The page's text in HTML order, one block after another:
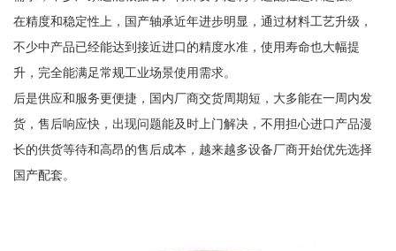
在精度和稳定性上，国产轴承近年进步明显，通过材料工艺升级，
不少中产品已经能达到接近进口的精度水准，使用寿命也大幅提
升，完全能满足常规工业场景使用需求。
后是供应和服务更便捷，国内厂商交货周期短，大多能在一周内发
货，售后响应快，出现问题能及时上门解决，不用担心进口产品漫
长的供货等待和高昂的售后成本，越来越多设备厂商开始优先选择
国产配套。